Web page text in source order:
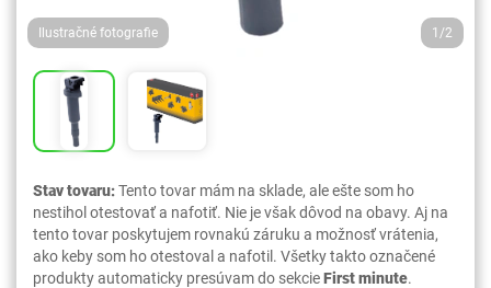
Ilustračné fotografie 1/2
Stav tovaru:Tento tovar mám na sklade, ale ešte som ho
nestihol otestovať a nafotiť. Nie je však dôvod na obavy. Aj na
tento tovar poskytujem rovnakú záruku a možnosť vrátenia,
ako keby som ho otestoval a nafotil. Všetky takto označené
produkty automaticky presúvam do sekcieFirst minute.